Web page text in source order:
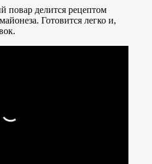
повар делится рецептом
Готовится легко и,